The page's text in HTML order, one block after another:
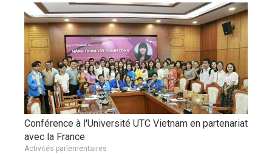
Conférence à l'Université UTC Vietnam en partenariat
avec la France
Activités parlementaires